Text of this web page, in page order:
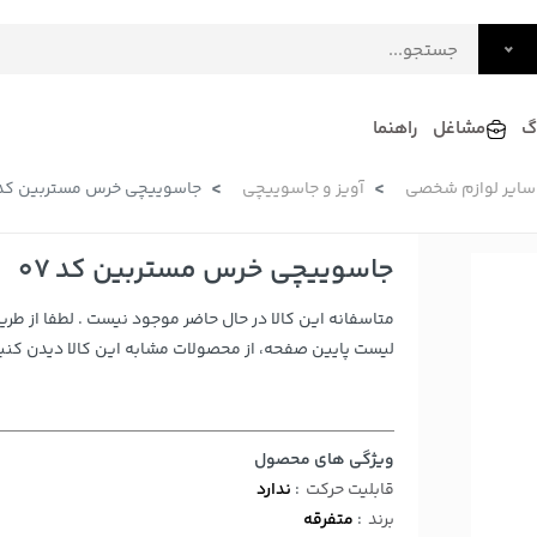
فرآورده های لبنی
دکوراسیون داخلی و تزئینی
سرو و پذیرایی
لوازم حیوانات خانگی
مشاغل راهنما
سایر لوازم شخصی آویز و جاسوییچی جاسوییچی خرس مستربین کد
جاسوییچی خرس مستربین کد 07
متاسفانه این کالا در حال حاضر موجود نیست . لطفا از
لیست پایین صفحه، از محصولات مشابه این کالا دیدن
ویژگی های محصول
قابلیت حرکت : ندارد
برند : متفرقه